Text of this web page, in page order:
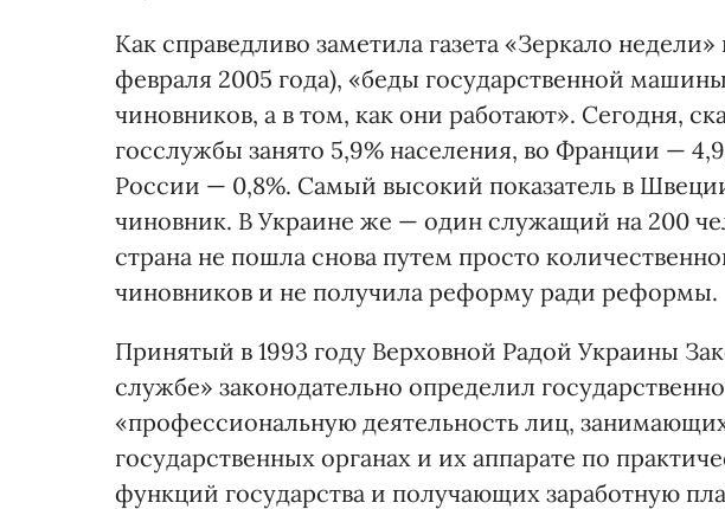
Как справедливо заметила газета «Зеркало
февраля 2005 года), «беды государственной
чиновников, а в том, как они работают». Сегодня,
госслужбы занято 5,9% населения, во Франции —
России — 0,8%. Самый высокий показатель в
чиновник. В Украине же — один служащий на 200
страна не пошла снова путем просто
чиновников и не получила реформу ради реформы.
Принятый в 1993 году Верховной Радой Украины
службе» законодательно определил
«профессиональную деятельность лиц,
государственных органах и их аппарате по
функций государства и получающих заработную